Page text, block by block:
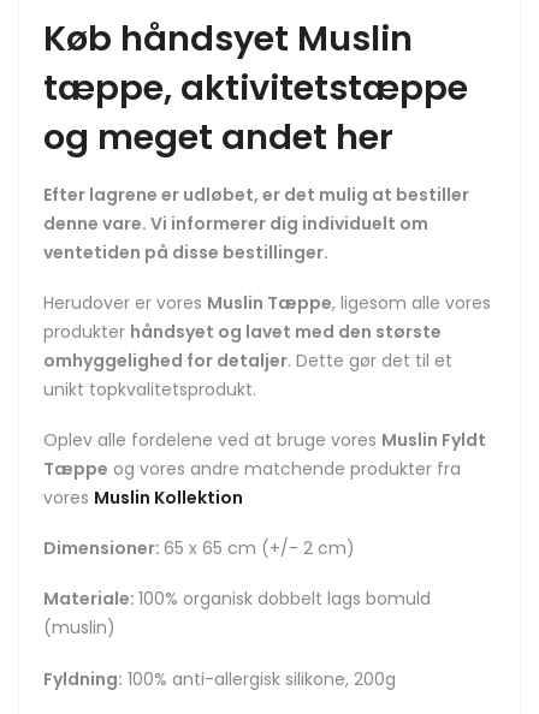
Køb håndsyet Muslin
tæppe, aktivitetstæppe
og meget andet her
Efter lagrene er udløbet, er det mulig at bestiller
denne vare. Vi informerer dig individuelt om
ventetiden på disse bestillinger.
Herudover er vores Muslin Tæppe, ligesom alle vores
produkter håndsyet og lavet med den største
omhyggelighed for detaljer. Dette gør det til et
unikt topkvalitetsprodukt.
Oplev alle fordelene ved at bruge vores Muslin Fyldt
Tæppe og vores andre matchende produkter fra
vores Muslin Kollektion
Dimensioner: 65 x 65 cm (+/- 2 cm)
Materiale: 100% organisk dobbelt lags bomuld
(muslin)
Fyldning: 100% anti-allergisk silikone, 200g